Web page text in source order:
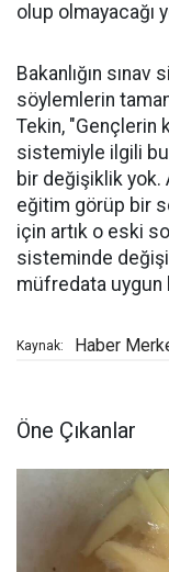
olup olmayacağı
Bakanlığın
söylemlerin
Tekin, "Gençlerin
sistemiyle ilgili bu
bir değişiklik yok.
eğitim görüp bir
için artık o eski
sisteminde
müfredata uygun
Kaynak: Haber
Öne Çıkanlar